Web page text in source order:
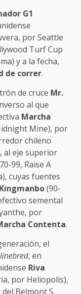
G1
por Seattle
Turf Cup
y a la fecha,
de correr.
de cruce Mr.
al que
Marcha
Mine), por
chileno
, al eje superior
99, Raise A
cuyas fuentes
Kingmanbo(90-
semental
por
Contenta.
el
linebred, en
Riva
por Heliopolis),
del Belmont S.